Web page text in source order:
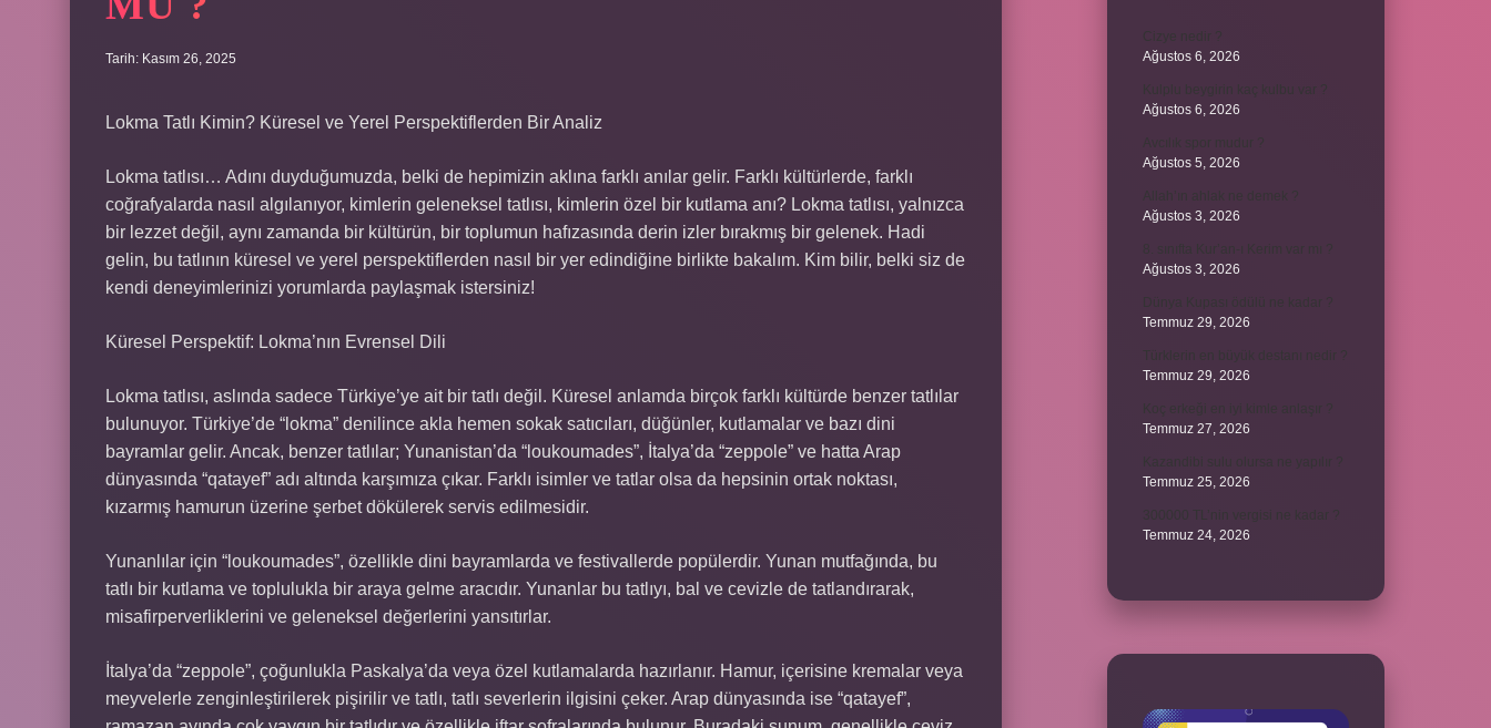
Tarih: Kasım 26, 2025
Lokma Tatlı Kimin? Küresel ve Yerel Perspektiflerden Bir Analiz
Lokma tatlısı… Adını duyduğumuzda, belki de hepimizin aklına farklı anılar gelir. Farklı kültürlerde, farklı
coğrafyalarda nasıl algılanıyor, kimlerin geleneksel tatlısı, kimlerin özel bir kutlama anı? Lokma tatlısı, yalnızca
bir lezzet değil, aynı zamanda bir kültürün, bir toplumun hafızasında derin izler bırakmış bir gelenek. Hadi
gelin, bu tatlının küresel ve yerel perspektiflerden nasıl bir yer edindiğine birlikte bakalım. Kim bilir, belki siz de
kendi deneyimlerinizi yorumlarda paylaşmak istersiniz!
Küresel Perspektif: Lokma’nın Evrensel Dili
Lokma tatlısı, aslında sadece Türkiye’ye ait bir tatlı değil. Küresel anlamda birçok farklı kültürde benzer tatlılar
bulunuyor. Türkiye’de “lokma” denilince akla hemen sokak satıcıları, düğünler, kutlamalar ve bazı dini
bayramlar gelir. Ancak, benzer tatlılar; Yunanistan’da “loukoumades”, İtalya’da “zeppole” ve hatta Arap
dünyasında “qatayef” adı altında karşımıza çıkar. Farklı isimler ve tatlar olsa da hepsinin ortak noktası,
kızarmış hamurun üzerine şerbet dökülerek servis edilmesidir.
Yunanlılar için “loukoumades”, özellikle dini bayramlarda ve festivallerde popülerdir. Yunan mutfağında, bu
tatlı bir kutlama ve toplulukla bir araya gelme aracıdır. Yunanlar bu tatlıyı, bal ve cevizle de tatlandırarak,
misafirperverliklerini ve geleneksel değerlerini yansıtırlar.
İtalya’da “zeppole”, çoğunlukla Paskalya’da veya özel kutlamalarda hazırlanır. Hamur, içerisine kremalar veya
meyvelerle zenginleştirilerek pişirilir ve tatlı, tatlı severlerin ilgisini çeker. Arap dünyasında ise “qatayef”,
Ağustos 6, 2026
Ağustos 6, 2026
Ağustos 5, 2026
Ağustos 3, 2026
Ağustos 3, 2026
Temmuz 29, 2026
Temmuz 29, 2026
Temmuz 27, 2026
Temmuz 25, 2026
Temmuz 24, 2026